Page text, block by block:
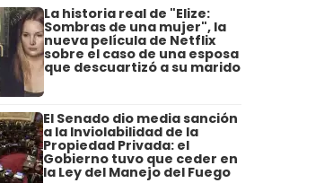
La historia real de "Elize:
Sombras de una mujer", la
nueva película de Netflix
sobre el caso de una esposa
que descuartizó a su marido
El Senado dio media sanción
a la Inviolabilidad de la
Propiedad Privada: el
Gobierno tuvo que ceder en
la Ley del Manejo del Fuego